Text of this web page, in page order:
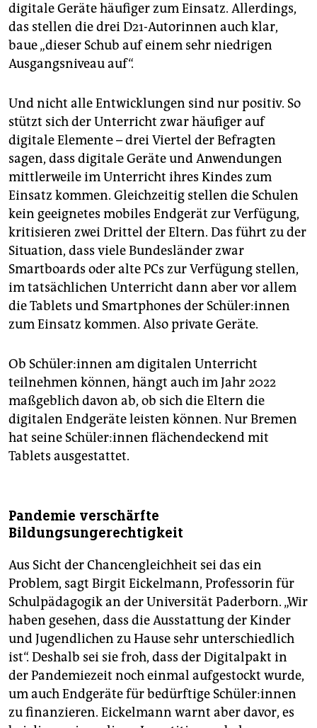
digitale Geräte häufiger zum Einsatz. Allerdings,
das stellen die drei D21-Autorinnen auch klar,
baue „dieser Schub auf einem sehr niedrigen
Ausgangsniveau auf“.
Und nicht alle Entwicklungen sind nur positiv. So
stützt sich der Unterricht zwar häufiger auf
digitale Elemente – drei Viertel der Befragten
sagen, dass digitale Geräte und Anwendungen
mittlerweile im Unterricht ihres Kindes zum
Einsatz kommen. Gleichzeitig stellen die Schulen
kein geeignetes mobiles Endgerät zur Verfügung,
kritisieren zwei Drittel der Eltern. Das führt zu der
Situation, dass viele Bundesländer zwar
Smartboards oder alte PCs zur Verfügung stellen,
im tatsächlichen Unterricht dann aber vor allem
die Tablets und Smartphones der Schü­le­r:in­nen
zum Einsatz kommen. Also private Geräte.
Ob Schü­le­r:in­nen am digitalen Unterricht
teilnehmen können, hängt auch im Jahr 2022
maßgeblich davon ab, ob sich die Eltern die
digitalen Endgeräte leisten können. Nur Bremen
hat seine Schü­le­r:in­nen flächendeckend mit
Tablets ausgestattet.
Pandemie verschärfte
Bildungsungerechtigkeit
Aus Sicht der Chancengleichheit sei das ein
Problem, sagt Birgit Eickelmann, Professorin für
Schulpädagogik an der Universität Paderborn. „Wir
haben gesehen, dass die Ausstattung der Kinder
und Jugendlichen zu Hause sehr unterschiedlich
ist“. Deshalb sei sie froh, dass der Digitalpakt in
der Pandemiezeit noch einmal aufgestockt wurde,
um auch Endgeräte für bedürftige Schü­le­r:in­nen
zu finanzieren. Eickelmann warnt aber davor, es